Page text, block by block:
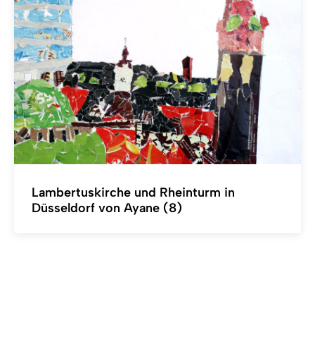
Lambertuskirche und Rheinturm in
Düsseldorf von Ayane (8)